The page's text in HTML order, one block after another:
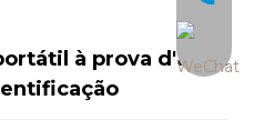
à prova d'água